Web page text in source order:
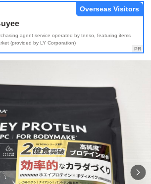
agent service operated by tenso, featuring items
(provided by LY Corporation)
Overseas Visitors